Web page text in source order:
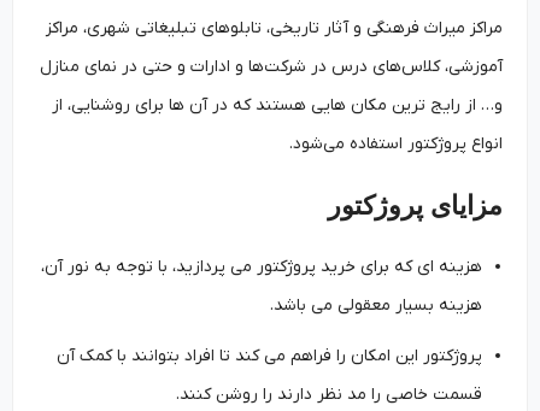
مراکز میراث فرهنگی و آثار تاریخی، تابلوهای تبلیغاتی شهری، مراکز
آموزشی، کلاس‌های درس در شرکت‌ها و ادارات و حتی در نمای منازل
و… از رایج ترین مکان هایی هستند که در آن ها برای روشنایی، از
انواع پروژکتور استفاده می‌شود.
مزایای پروژکتور
هزینه ای که برای خرید پروژکتور می پردازید، با توجه به نور آن،
هزینه بسیار معقولی می باشد.
پروژکتور این امکان را فراهم می کند تا افراد بتوانند با کمک آن
قسمت خاصی را مد نظر دارند را روشن کنند.